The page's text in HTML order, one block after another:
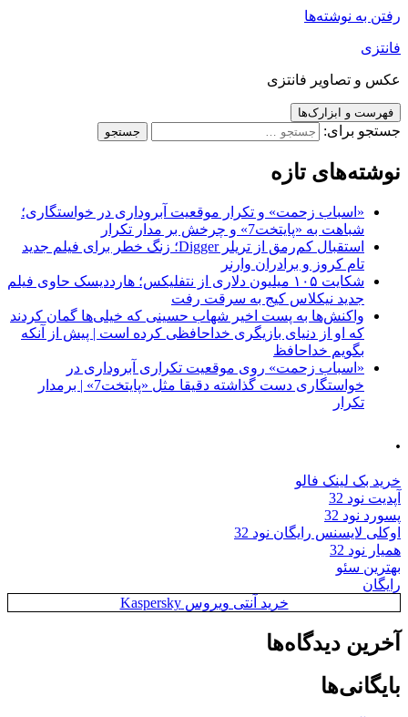
رفتن به نوشته‌ها
فانتزی
عکس و تصاویر فانتزی
فهرست و ابزارک‌ها
جستجو برای:
نوشته‌های تازه
«اسباب زحمت» و تکرار موقعیت آبروداری در خواستگاری؛
شباهت به «پایتخت7» و چرخش بر مدار تکرار
استقبال کم‌رمق از تریلر Digger؛ زنگ خطر برای فیلم جدید
تام کروز و برادران وارنر
شکایت ۱۰۵ میلیون دلاری از نتفلیکس؛ هارددیسک حاوی فیلم
جدید نیکلاس کیج به سرقت رفت
واکنش‌ها به پست اخیر شهاب حسینی که خیلی‌ها گمان کردند
که او از دنیای بازیگری خداحافظی کرده است | پیش از آنکه
بگویم خداحافظ
«اسباب زحمت» روی موقعیت تکراری آبروداری در
خواستگاری دست گذاشته دقیقا مثل «پایتخت7» | برمدار
تکرار
.
خرید بک لینک فالو
آپدیت نود 32
پسورد نود 32
اوکلی لایسنس رایگان نود 32
همیار نود 32
بهترین سئو
رایگان
خرید آنتی ویروس Kaspersky
آخرین دیدگاه‌ها
بایگانی‌ها